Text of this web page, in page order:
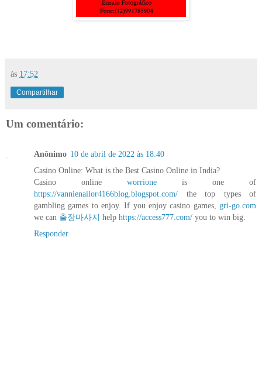
às 17:52
Compartilhar
Um comentário:
Anônimo 10 de abril de 2022 às 18:40
Casino Online: What is the Best Casino Online in India?
Casino online worrione is one of
https://vannienailor4166blog.blogspot.com/ the top types of
gambling games to enjoy. If you enjoy casino games, gri-go.com
we can 출장마사지 help https://access777.com/ you to win big.
Responder